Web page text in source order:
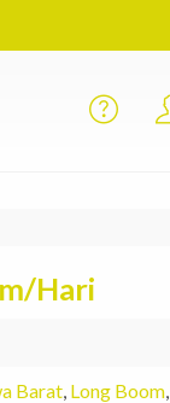
Hari
Barat, Long Boom,